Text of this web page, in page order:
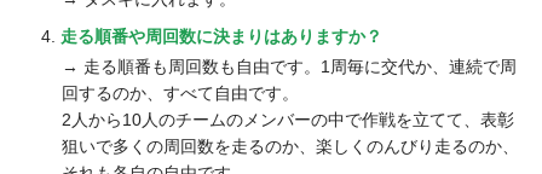
走る順番や周回数に決まりはありますか？
→ 走る順番も周回数も自由です。1周毎に交代か、連続で周
回するのか、すべて自由です。
2人から10人のチームのメンバーの中で作戦を立てて、表彰
狙いで多くの周回数を走るのか、楽しくのんびり走るのか、